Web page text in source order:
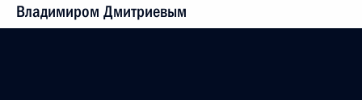
Владимиром Дмитриевым